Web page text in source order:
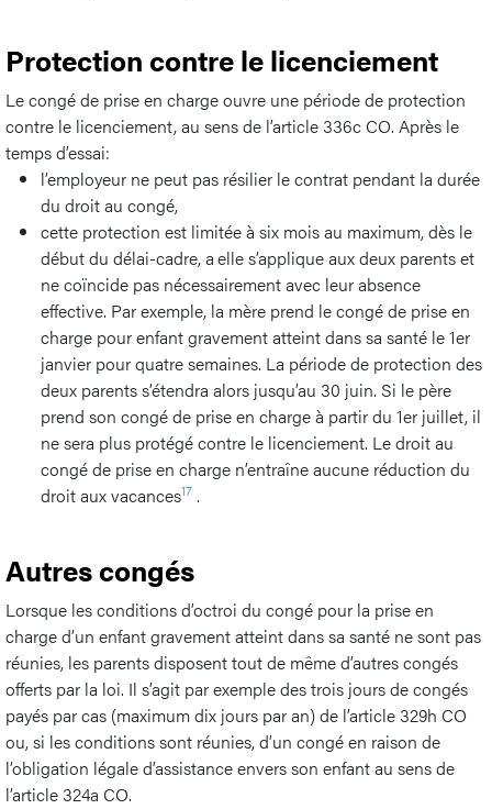
Protection contre le licenciement
Le congé de prise en charge ouvre une période de protection
contre le licenciement, au sens de l’article 336c CO. Après le
temps d’essai:
l’employeur ne peut pas résilier le contrat pendant la durée
du droit au congé,
cette protection est limitée à six mois au maximum, dès le
début du délai-cadre, a elle s’applique aux deux parents et
ne coïncide pas nécessairement avec leur absence
effective. Par exemple, la mère prend le congé de prise en
charge pour enfant gravement atteint dans sa santé le 1er
janvier pour quatre semaines. La période de protection des
deux parents s’étendra alors jusqu’au 30 juin. Si le père
prend son congé de prise en charge à partir du 1er juillet, il
ne sera plus protégé contre le licenciement. Le droit au
congé de prise en charge n’entraîne aucune réduction du
droit aux vacances17 .
Autres congés
Lorsque les conditions d’octroi du congé pour la prise en
charge d’un enfant gravement atteint dans sa santé ne sont pas
réunies, les parents disposent tout de même d’autres congés
offerts par la loi. Il s’agit par exemple des trois jours de congés
payés par cas (maximum dix jours par an) de l’article 329h CO
ou, si les conditions sont réunies, d’un congé en raison de
l’obligation légale d’assistance envers son enfant au sens de
l’article 324a CO.